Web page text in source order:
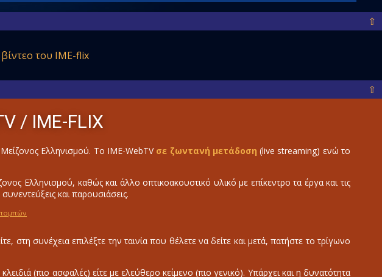
⇧
του IME-flix
⇧
/ IME-FLIX
Ελληνισμού. Το IME-WebTV σε ζωντανή μετάδοση (live streaming) ενώ το
Ελληνισμού, καθώς και άλλο οπτικοακουστικό υλικό με επίκεντρο τα έργα και τις
και παρουσιάσεις.
στη συνέχεια επιλέξτε την ταινία που θέλετε να δείτε και μετά, πατήστε το τρίγωνο
(πιο ασφαλές) είτε με ελεύθερο κείμενο (πιο γενικό). Υπάρχει και η δυνατότητα